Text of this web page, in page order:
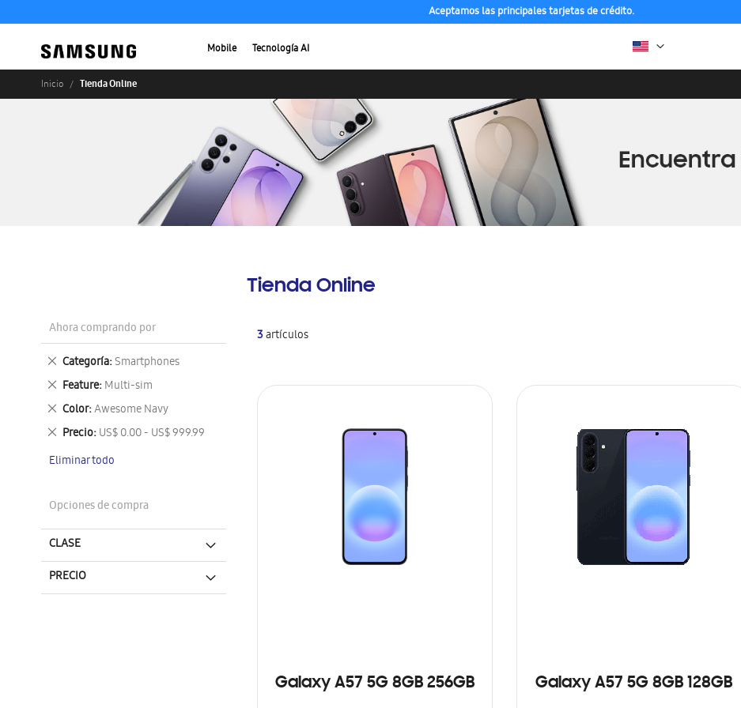
Aceptamos las principales tarjetas de crédito.
Mobile Tecnología AI
Inicio Tienda Online
Tienda Online
3artículos
Galaxy A57 5G 8GB 256GB Galaxy A57 5G 8GB 128GB
Ahora comprando por
Categoría Smartphones
Eliminar
este
artículo
Feature Multi-sim
Eliminar
este
artículo
Color Awesome Navy
Eliminar
este
artículo
Precio US$ 0.00 - US$ 999.99
Eliminar
artículo
Eliminar todo
Opciones de compra
CLASE
PRECIO